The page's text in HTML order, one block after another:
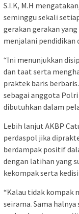
S.I.K, M.H
seminggu sekali
gerakan gerakan
menjalani pendidikan
“Ini menunjukkan
dan taat serta
praktek baris
sebagai anggota
dibutuhkan dalam
Lebih lanjut AKBP
perdaspol jika
berdampak positif
dengan latihan yang
kekompak serta
“Kalau tidak kompak
seirama. Sama